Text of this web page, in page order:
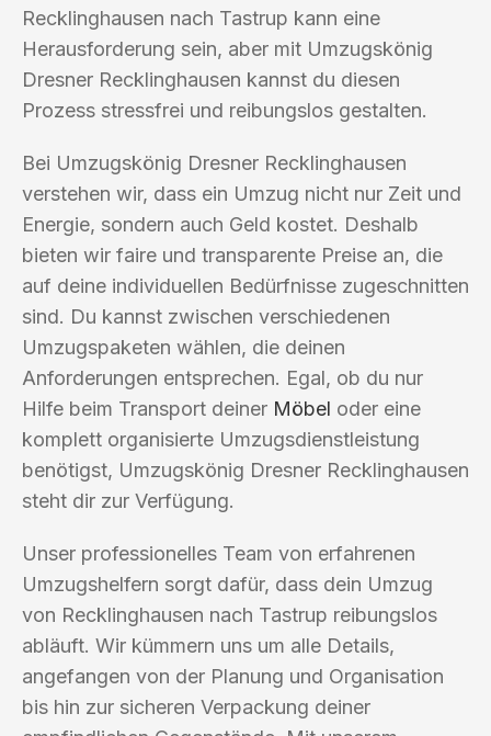
Recklinghausen nach Tastrup kann eine
Herausforderung sein, aber mit Umzugskönig
Dresner Recklinghausen kannst du diesen
Prozess stressfrei und reibungslos gestalten.
Bei Umzugskönig Dresner Recklinghausen
verstehen wir, dass ein Umzug nicht nur Zeit und
Energie, sondern auch Geld kostet. Deshalb
bieten wir faire und transparente Preise an, die
auf deine individuellen Bedürfnisse zugeschnitten
sind. Du kannst zwischen verschiedenen
Umzugspaketen wählen, die deinen
Anforderungen entsprechen. Egal, ob du nur
Hilfe beim Transport deiner Möbel oder eine
komplett organisierte Umzugsdienstleistung
benötigst, Umzugskönig Dresner Recklinghausen
steht dir zur Verfügung.
Unser professionelles Team von erfahrenen
Umzugshelfern sorgt dafür, dass dein Umzug
von Recklinghausen nach Tastrup reibungslos
abläuft. Wir kümmern uns um alle Details,
angefangen von der Planung und Organisation
bis hin zur sicheren Verpackung deiner